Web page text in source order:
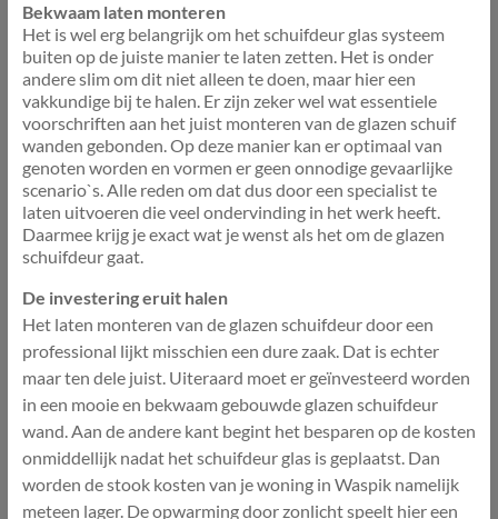
Bekwaam laten monteren
Het is wel erg belangrijk om het schuifdeur glas systeem
buiten op de juiste manier te laten zetten. Het is onder
andere slim om dit niet alleen te doen, maar hier een
vakkundige bij te halen. Er zijn zeker wel wat essentiele
voorschriften aan het juist monteren van de glazen schuif
wanden gebonden. Op deze manier kan er optimaal van
genoten worden en vormen er geen onnodige gevaarlijke
scenario`s. Alle reden om dat dus door een specialist te
laten uitvoeren die veel ondervinding in het werk heeft.
Daarmee krijg je exact wat je wenst als het om de glazen
schuifdeur gaat.
De investering eruit halen
Het laten monteren van de glazen schuifdeur door een
professional lijkt misschien een dure zaak. Dat is echter
maar ten dele juist. Uiteraard moet er geïnvesteerd worden
in een mooie en bekwaam gebouwde glazen schuifdeur
wand. Aan de andere kant begint het besparen op de kosten
onmiddellijk nadat het schuifdeur glas is geplaatst. Dan
worden de stook kosten van je woning in Waspik namelijk
meteen lager. De opwarming door zonlicht speelt hier een